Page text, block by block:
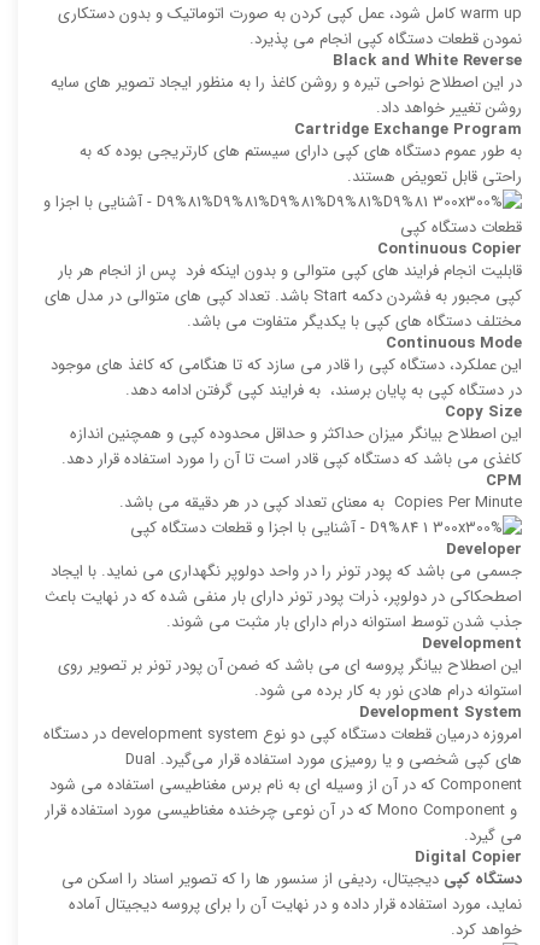
warm up كامل شود، عمل كپی كردن به صورت اتوماتیک و بدون دستکاری
نمودن قطعات دستگاه کپی انجام می پذیرد.
Black and White Reverse
در این اصطلاح نواحی تیره و روشن کاغذ را به منظور ایجاد تصویر های سایه
روشن تغییر خواهد داد.
Cartridge Exchange Program
به طور عموم دستگاه های کپی دارای سیستم های كارتریجی بوده كه به
راحتی قابل تعویض هستند.
Continuous Copier
قابلیت انجام فرایند های كپی‌ متوالی و بدون اینكه فرد پس از انجام هر بار
كپی مجبور به فشردن دكمه Start باشد. تعداد كپی‌ های متوالی در مدل های
مختلف دستگاه های کپی با یکدیگر متفاوت می باشد.
Continuous Mode
این عملکرد، دستگاه کپی را قادر می ‌سازد که تا هنگامی كه كاغذ های موجود
در دستگاه کپی به پایان برسند، به فرایند كپی گرفتن ادامه دهد.
Copy Size
این اصطلاح بیانگر میزان حداكثر و حداقل محدوده كپی و همچنین اندازه
كاغذی می باشد كه دستگاه كپی قادر است تا آن را مورد استفاده قرار دهد.
CPM
‍Copies Per Minute به معنای تعداد كپی در هر دقیقه می باشد.
Developer
جسمی می باشد كه پودر تونر را در واحد دولوپر نگهداری می نماید. با ایجاد
اصطحکاکی در دولوپر، ذرات پودر تونر دارای بار منفی شده كه در نهایت باعث
جذب شدن توسط استوانه درام دارای بار مثبت می ‌شوند.
Development
این اصطلاح بیانگر پروسه ‌ای می باشد كه ضمن آن پودر تونر بر تصویر روی
استوانه درام هادی نور به كار‌ برده می ‌شود.
Development System
امروزه درمیان قطعات دستگاه کپی دو نوع development system در دستگاه
های کپی شخصی و یا رومیزی مورد استفاده قرار می‌گیرد. Dual
Component كه در آن از وسیله ای به نام برس مغناطیسی استفاده می‌ شود
و Mono Component كه در آن نوعی چرخنده مغناطیسی مورد استفاده قرار
می گیرد.
Digital Copier
دستگاه کپی دیجیتال، ردیفی از سنسور ها را كه تصویر اسناد را اسكن می
نماید، مورد استفاده قرار داده و در نهایت آن را برای پروسه دیجیتال آماده
خواهد کرد.